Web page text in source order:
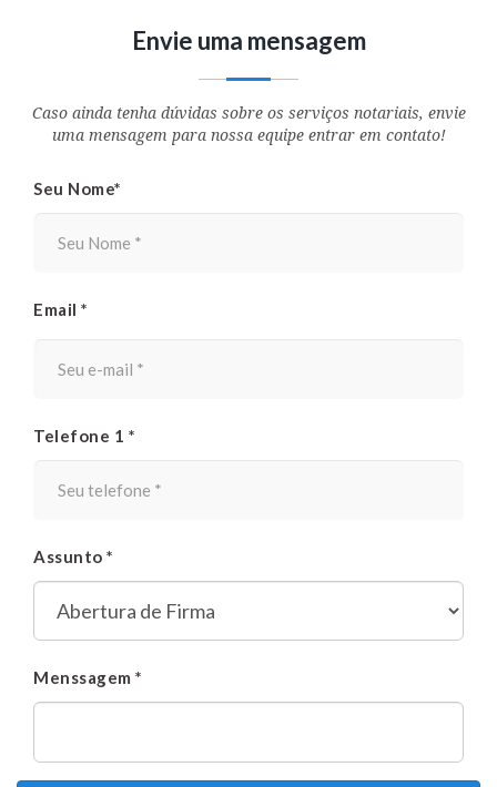
Envie uma mensagem
Caso ainda tenha dúvidas sobre os serviços notariais, envie
uma mensagem para nossa equipe entrar em contato!
Seu Nome*
Email *
Telefone 1 *
Assunto *
Menssagem *